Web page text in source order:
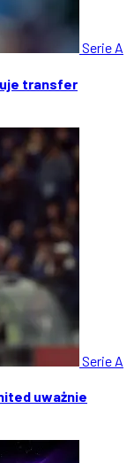
Serie A
transfer
Serie A
uważnie